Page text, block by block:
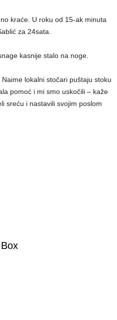
kraće. U roku od 15-ak minuta
za 24sata.
kasnije stalo na noge.
lokalni stočari puštaju stoku
pomoć i mi smo uskočili – kaže
sreću i nastavili svojim poslom